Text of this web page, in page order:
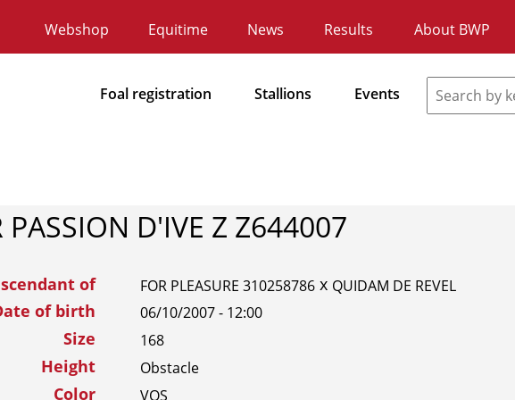
Secundaire
navigatie
Webshop Equitime News Results About BWP
Hoofdnavigatie
Foal registration Stallions Events
PASSION D'IVE Z Z644007
of FOR PLEASURE 310258786 x QUIDAM DE REVEL
of birth 06/10/2007 - 12:00
Size 168
Height Obstacle
Color VOS